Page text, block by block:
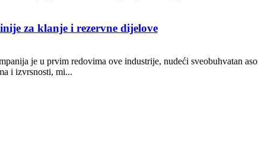
za klanje i rezervne dijelove
je u prvim redovima ove industrije, nudeći sveobuhvatan
i izvrsnosti, mi...